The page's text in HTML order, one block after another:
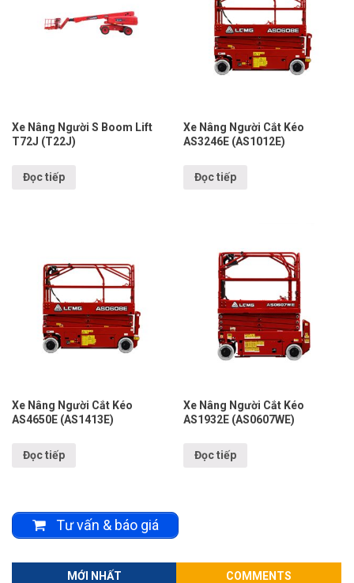
Xe Nâng Người S Boom Lift
T72J (T22J)
Đọc tiếp
Xe Nâng Người Cắt Kéo
AS3246E (AS1012E)
Đọc tiếp
Xe Nâng Người Cắt Kéo
AS4650E (AS1413E)
Đọc tiếp
Xe Nâng Người Cắt Kéo
AS1932E (AS0607WE)
Đọc tiếp
Tư vấn & báo giá
MỚI NHẤT COMMENTS